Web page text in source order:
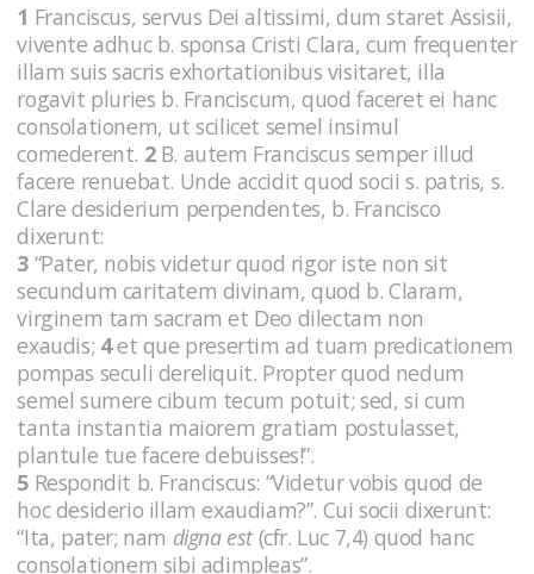
1 Franciscus, servus Dei altissimi, dum staret Assisii,
vivente adhuc b. sponsa Cristi Clara, cum frequenter
illam suis sacris exhortationibus visitaret, illa
rogavit pluries b. Franciscum, quod faceret ei hanc
consolationem, ut scilicet semel insimul
comederent. 2B. autem Franciscus semper illud
facere renuebat. Unde accidit quod socii s. patris, s.
Clare desiderium perpendentes, b. Francisco
dixerunt:
3 “Pater, nobis videtur quod rigor iste non sit
secundum caritatem divinam, quod b. Claram,
virginem tam sacram et Deo dilectam non
exaudis; 4et que presertim ad tuam predicationem
pompas seculi dereliquit. Propter quod nedum
semel sumere cibum tecum potuit; sed, si cum
tanta instantia maiorem gratiam postulasset,
plantule tue facere debuisses!”.
5 Respondit b. Franciscus: “Videtur vobis quod de
hoc desiderio illam exaudiam?”. Cui socii dixerunt:
“Ita, pater; nam digna est(cfr. Luc 7,4) quod hanc
consolationem sibi adimpleas”.